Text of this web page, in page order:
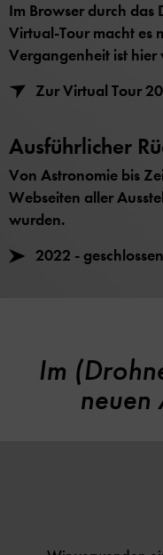
Im Browser durch das
Virtual-Tour macht es
Vergangenheit ist hier
Zur Virtual Tour
Ausführlicher
Von Astronomie bis
Webseiten aller
wurden.
2022 -
Im
neuen